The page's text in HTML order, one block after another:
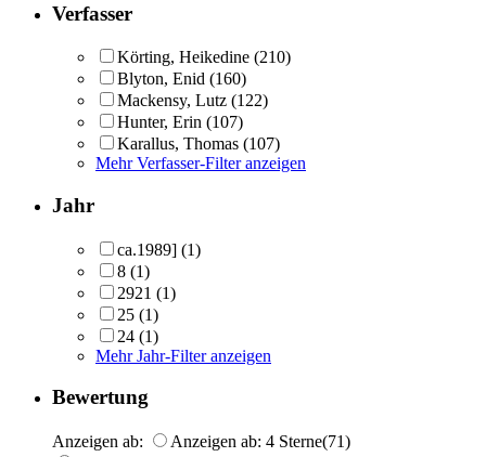
Verfasser
Körting, Heikedine (210)
Blyton, Enid (160)
Mackensy, Lutz (122)
Hunter, Erin (107)
Karallus, Thomas (107)
Mehr Verfasser-Filter anzeigen
Jahr
ca.1989] (1)
8 (1)
2921 (1)
25 (1)
24 (1)
Mehr Jahr-Filter anzeigen
Bewertung
Anzeigen ab: Anzeigen ab: 4 Sterne(71)